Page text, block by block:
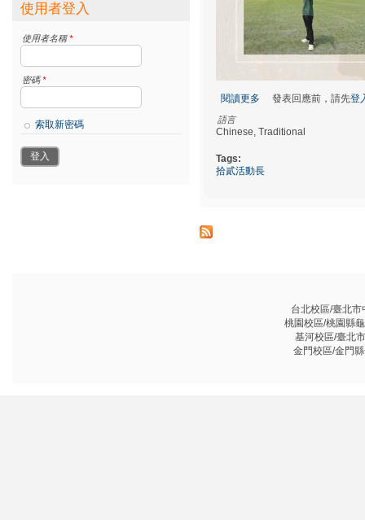
使用者登入
使用者名稱*
密碼*
索取新密碼
閱讀更多 關於拾貳活動長
發表回應前，請先登
語言
Chinese, Traditional
Tags:
拾貳活動長
台北校區/臺北
桃園校區/桃園縣
基河校區/臺北
金門校區/金門